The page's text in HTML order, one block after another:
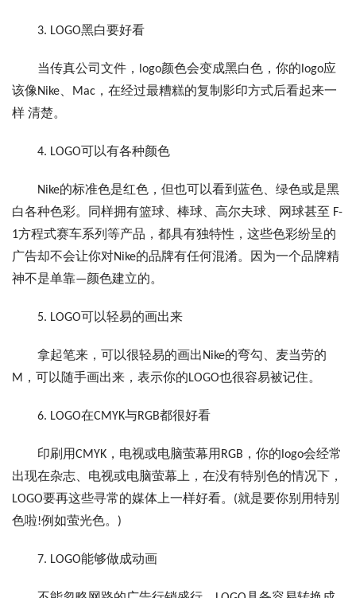
3. LOGO黑白要好看
当传真公司文件，logo颜色会变成黑白色，你的logo应
该像Nike、Mac，在经过最糟糕的复制影印方式后看起来一
样 清楚。
4. LOGO可以有各种颜色
Nike的标准色是红色，但也可以看到蓝色、绿色或是黑
白各种色彩。同样拥有篮球、棒球、高尔夫球、网球甚至 F-
1方程式赛车系列等产品，都具有独特性，这些色彩纷呈的
广告却不会让你对Nike的品牌有任何混淆。因为一个品牌精
神不是单靠—颜色建立的。
5. LOGO可以轻易的画出来
拿起笔来，可以很轻易的画出Nike的弯勾、麦当劳的
M，可以随手画出来，表示你的LOGO也很容易被记住。
6. LOGO在CMYK与RGB都很好看
印刷用CMYK，电视或电脑萤幕用RGB，你的logo会经常
出现在杂志、电视或电脑萤幕上，在没有特别色的情况下，
LOGO要再这些寻常的媒体上一样好看。(就是要你别用特别
色啦!例如萤光色。)
7. LOGO能够做成动画